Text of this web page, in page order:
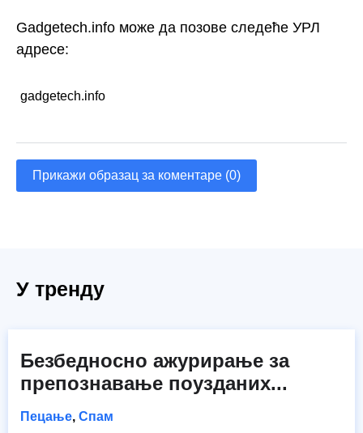
Gadgetech.info може да позове следеће УРЛ
адресе:
gadgetech.info
Прикажи образац за коментаре (0)
У тренду
Безбедносно ажурирање за
препознавање поузданих...
Пецање, Спам